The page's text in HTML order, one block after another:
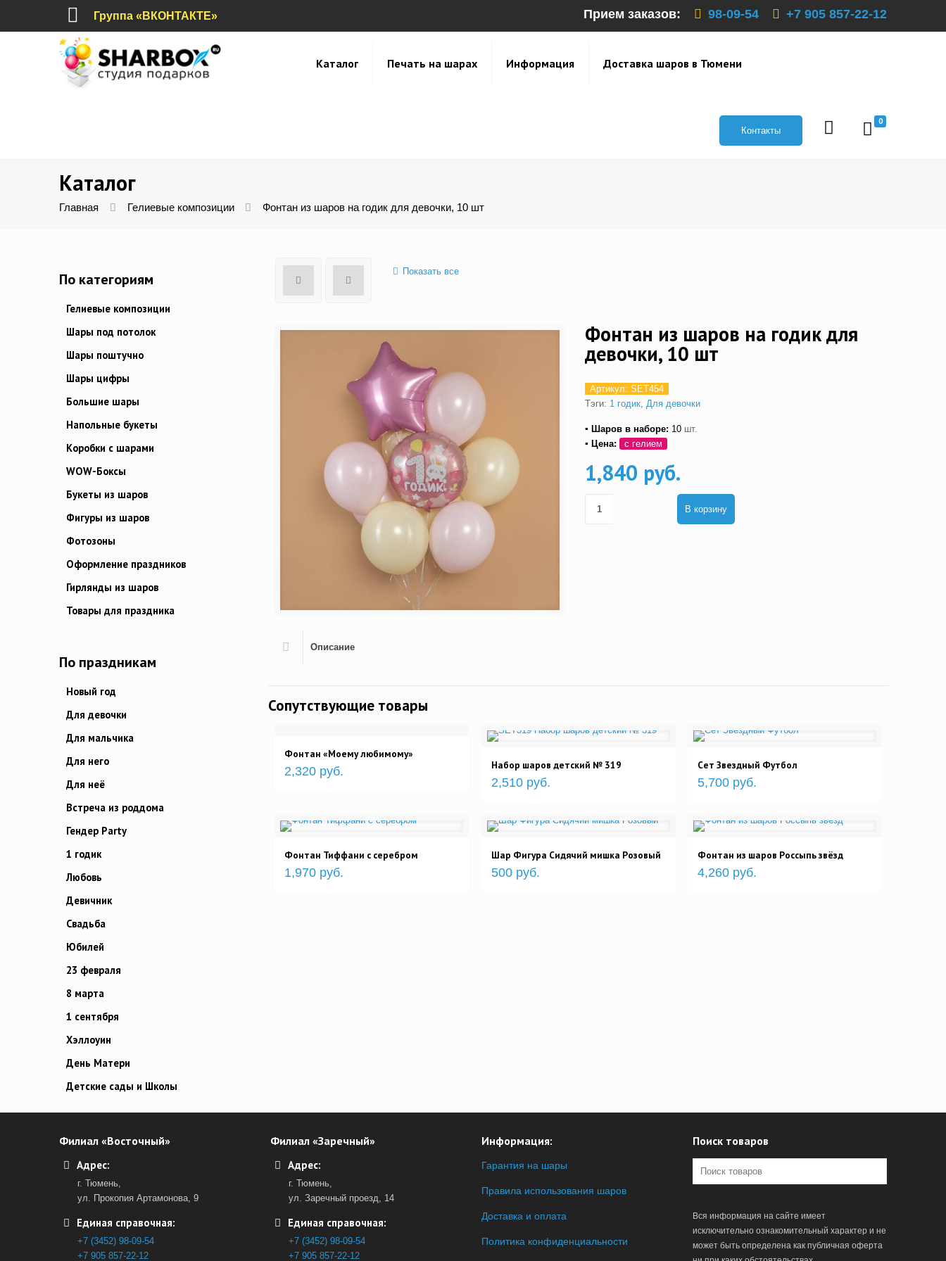
Прием заказов: 98-09-54 +7 905 857-22-12
Группа «ВКОНТАКТЕ»
Каталог Печать на шарах Информация Доставка шаров в Тюмени
0
Контакты
Каталог
Главная Гелиевые композиции Фонтан из шаров на годик для девочки, 10 шт
Показать все
Фонтан из шаров на годик для
девочки, 10 шт
Артикул: SET454
Тэги: 1 годик, Для девочки
▪ Шаров в наборе: 10 шт.
▪ Цена:
с гелием
1,840 руб.
В корзину
Описание
Сопутствующие товары
Фонтан «Моему любимому»
2,320 руб. Набор шаров детский № 319
2,510 руб.
Сет Звездный Футбол
5,700 руб.
Фонтан Тиффани с серебром
1,970 руб.
Шар Фигура Сидячий мишка Розовый
500 руб.
Фонтан из шаров Россыпь звёзд
4,260 руб.
По категориям
Гелиевые композиции
Шары под потолок
Шары поштучно
Шары цифры
Большие шары
Напольные букеты
Коробки с шарами
WOW-Боксы
Букеты из шаров
Фигуры из шаров
Фотозоны
Оформление праздников
Гирлянды из шаров
Товары для праздника
По праздникам
Новый год
Для девочки
Для мальчика
Для него
Для неё
Встреча из роддома
Гендер Party
1 годик
Любовь
Девичник
Свадьба
Юбилей
23 февраля
8 марта
1 сентября
Хэллоуин
День Матери
Детские сады и Школы
Филиал «Восточный»
Адрес:
г. Тюмень,
ул. Прокопия Артамонова, 9
Единая справочная:
+7 (3452) 98-09-54
+7 905 857-22-12
Филиал «Заречный»
Адрес:
г. Тюмень,
ул. Заречный проезд, 14
Единая справочная:
+7 (3452) 98-09-54
+7 905 857-22-12
Информация:
Гарантия на шары
Правила использования шаров
Доставка и оплата
Политика конфиденциальности
Поиск товаров
Вся информация на сайте имеет
исключительно ознакомительный характер и не
может быть определена как публичная оферта